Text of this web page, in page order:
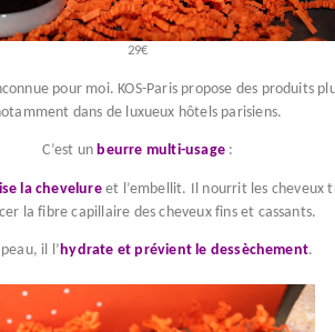
29€
pour moi. KOS-Paris propose des produits
dans de luxueux hôtels parisiens.
C’est unbeurre multi-usage:
la chevelureet l’embellit. Il nourrit les cheveux
la fibre capillaire des cheveux fins et cassants.
il l’ hydrate et prévient le dessèchement.